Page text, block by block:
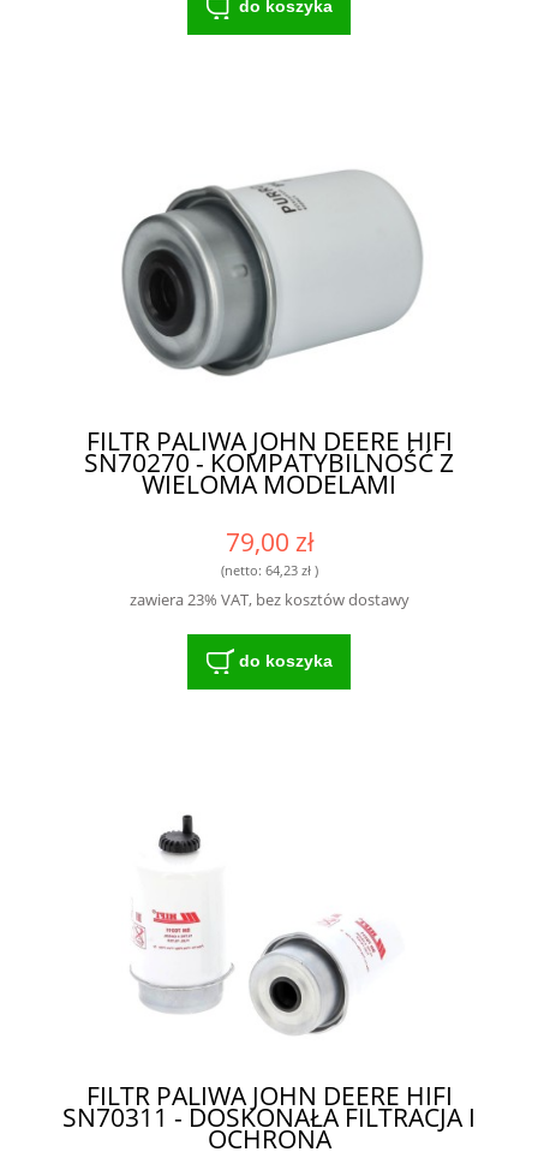
do koszyka
FILTR PALIWA JOHN DEERE HIFI
SN70270 - KOMPATYBILNOŚĆ Z
WIELOMA MODELAMI
79,00 zł
(netto: 64,23 zł)
zawiera 23% VAT, bez kosztów dostawy
do koszyka
FILTR PALIWA JOHN DEERE HIFI
SN70311 - DOSKONAŁA FILTRACJA I
OCHRONA